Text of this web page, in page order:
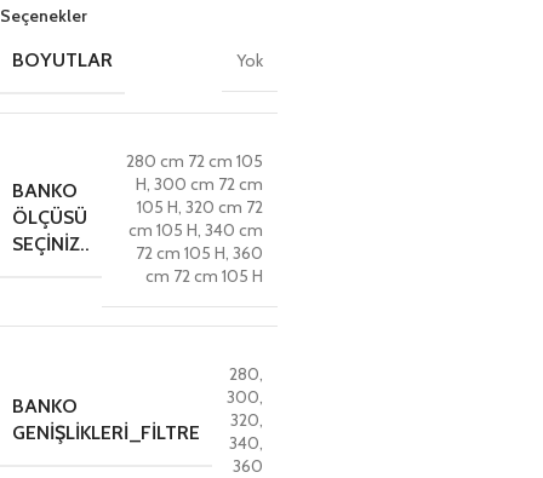
Seçenekler
BOYUTLAR Yok
BANKO
ÖLÇÜSÜ
SEÇINIZ..
280 cm 72 cm 105
H 300 cm 72 cm
105 H 320 cm 72
cm 105 H 340 cm
72 cm 105 H 360
cm 72 cm 105 H
BANKO
GENIŞLIKLERI_FILTRE
280
300
320
340
360